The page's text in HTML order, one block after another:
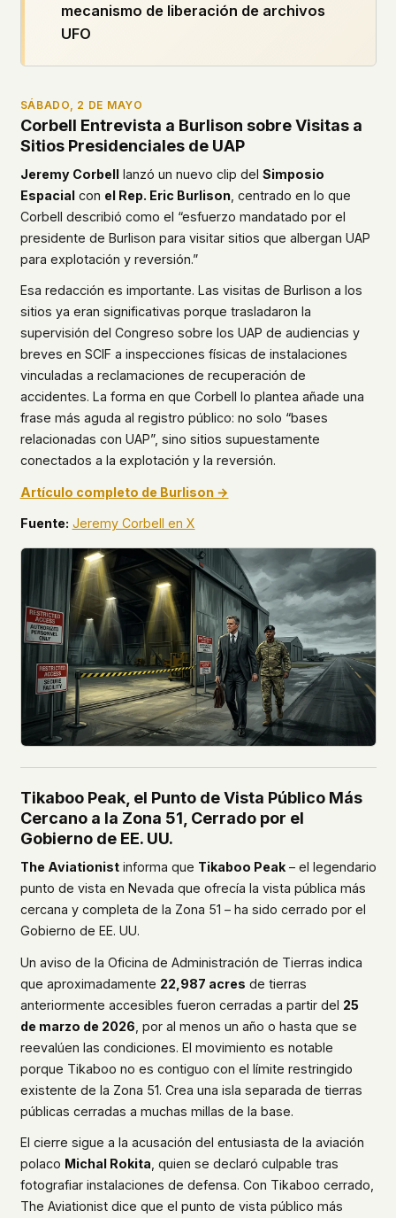
military service member, a Hill staffer, or just
someone who's curious – your visit here is yours
WHAT WE CAN'T CONTROL
connected to ufouap.com (they can see this for
every website you visit). Your DNS provider
resolves the domain. Standard web server logs
don't use them, but we can't pretend they don't
exist.
If this concerns you, a VPN or Tor will handle it.
We won't judge – we'd do the same.
protect us. It's a promise written by us to protect
you. If we ever add analytics, tracking, or third-
party scripts, we'll say so here first – and you
should stop trusting us.
mecanismo de liberación de archivos
UFO
SÁBADO, 2 DE MAYO
Corbell Entrevista a Burlison sobre Visitas a
Sitios Presidenciales de UAP
Jeremy Corbelllanzó un nuevo clip del Simposio
Espacialcon el Rep. Eric Burlison, centrado en lo que
Corbell describió como el “esfuerzo mandatado por el
presidente de Burlison para visitar sitios que albergan UAP
para explotación y reversión.”
Esa redacción es importante. Las visitas de Burlison a los
sitios ya eran significativas porque trasladaron la
supervisión del Congreso sobre los UAP de audiencias y
breves en SCIF a inspecciones físicas de instalaciones
vinculadas a reclamaciones de recuperación de
accidentes. La forma en que Corbell lo plantea añade una
frase más aguda al registro público: no solo “bases
relacionadas con UAP”, sino sitios supuestamente
conectados a la explotación y la reversión.
Artículo completo de Burlison →
Fuente: Jeremy Corbell en X
Tikaboo Peak, el Punto de Vista Público Más
Cercano a la Zona 51, Cerrado por el
Gobierno de EE. UU.
The Aviationistinforma que Tikaboo Peak– el legendario
punto de vista en Nevada que ofrecía la vista pública más
cercana y completa de la Zona 51 – ha sido cerrado por el
Gobierno de EE. UU.
Un aviso de la Oficina de Administración de Tierras indica
que aproximadamente 22,987 acres de tierras
anteriormente accesibles fueron cerradas a partir del 25
de marzo de 2026 , por al menos un año o hasta que se
reevalúen las condiciones. El movimiento es notable
porque Tikaboo no es contiguo con el límite restringido
existente de la Zona 51. Crea una isla separada de tierras
públicas cerradas a muchas millas de la base.
El cierre sigue a la acusación del entusiasta de la aviación
polaco Michal Rokita , quien se declaró culpable tras
fotografiar instalaciones de defensa. Con Tikaboo cerrado,
The Aviationist dice que el punto de vista público más